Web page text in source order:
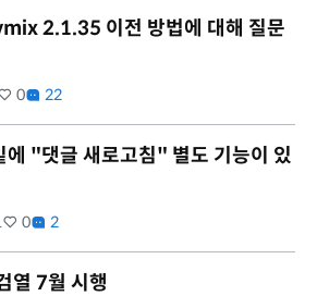
2.1.35 이전 방법에 대해 질문
0 22
에 "댓글 새로고침" 별도 기능이 있
0 2
열 7월 시행